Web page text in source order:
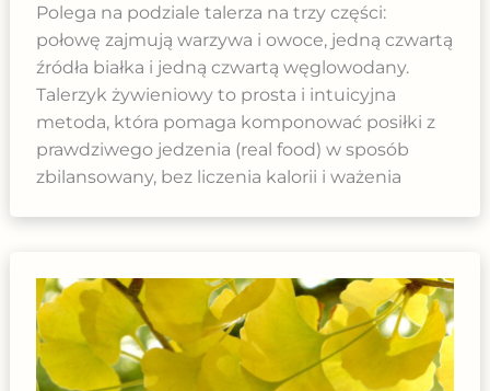
Polega na podziale talerza na trzy części:
połowę zajmują warzywa i owoce, jedną czwartą
źródła białka i jedną czwartą węglowodany.
Talerzyk żywieniowy to prosta i intuicyjna
metoda, która pomaga komponować posiłki z
prawdziwego jedzenia (real food) w sposób
zbilansowany, bez liczenia kalorii i ważenia